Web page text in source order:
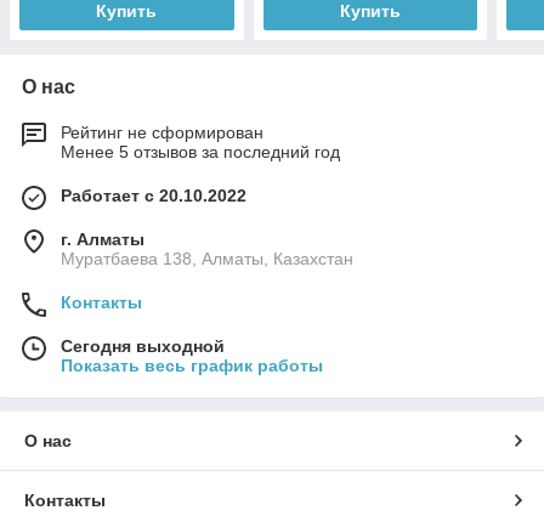
Купить Купить
О нас
Рейтинг не сформирован
Менее 5 отзывов за последний год
Работает с 20.10.2022
г. Алматы
Муратбаева 138, Алматы, Казахстан
Контакты
Сегодня выходной
Показать весь график работы
О нас
Контакты